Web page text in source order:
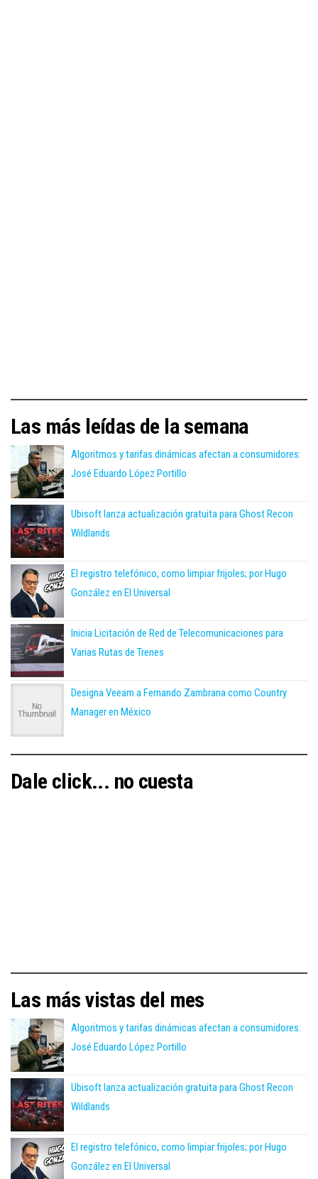
Las más leídas de la semana
Algoritmos y tarifas dinámicas afectan a consumidores:
José Eduardo López Portillo
Ubisoft lanza actualización gratuita para Ghost Recon
Wildlands
El registro telefónico, como limpiar frijoles; por Hugo
González en El Universal
Inicia Licitación de Red de Telecomunicaciones para
Varias Rutas de Trenes
Designa Veeam a Fernando Zambrana como Country
Manager en México
Dale click... no cuesta
Las más vistas del mes
Algoritmos y tarifas dinámicas afectan a consumidores:
José Eduardo López Portillo
Ubisoft lanza actualización gratuita para Ghost Recon
Wildlands
El registro telefónico, como limpiar frijoles; por Hugo
González en El Universal